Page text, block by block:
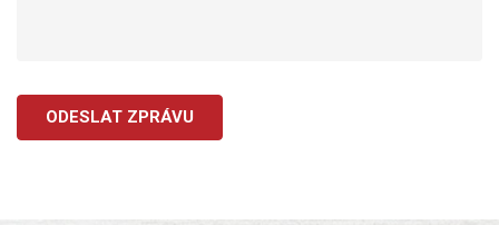
ODESLAT ZPRÁVU